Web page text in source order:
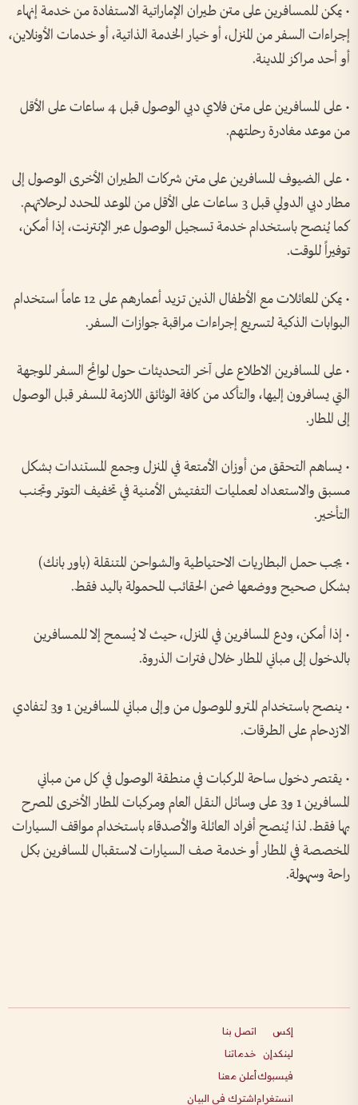
• يمكن للمسافرين على متن طيران الإماراتية الاستفادة من خدمة إنهاء
إجراءات السفر من المنزل، أو خيار الخدمة الذاتية، أو خدمات الأونلاين،
أو أحد مراكز المدينة.
• على المسافرين على متن فلاي دبي الوصول قبل 4 ساعات على الأقل
من موعد مغادرة رحلتهم.
• على الضيوف المسافرين على متن شركات الطيران الأخرى الوصول إلى
مطار دبي الدولي قبل 3 ساعات على الأقل من الموعد المحدد لرحلاتهم.
كما يُنصح باستخدام خدمة تسجيل الوصول عبر الإنترنت، إذا أمكن،
توفيراً للوقت.
• يمكن للعائلات مع الأطفال الذين تزيد أعمارهم على 12 عاماً استخدام
البوابات الذكية لتسريع إجراءات مراقبة جوازات السفر.
• على المسافرين الاطلاع على آخر التحديثات حول لوائح السفر للوجهة
التي يسافرون إليها، والتأكد من كافة الوثائق اللازمة للسفر قبل الوصول
إلى المطار.
• يساهم التحقق من أوزان الأمتعة في المنزل وجمع المستندات بشكل
مسبق والاستعداد لعمليات التفتيش الأمنية في تخفيف التوتر وتجنب
التأخير.
• يجب حمل البطاريات الاحتياطية والشواحن المتنقلة (باور بانك)
بشكل صحيح ووضعها ضمن الحقائب المحمولة باليد فقط.
• إذا أمكن، ودع المسافرين في المنزل، حيث لا يُسمح إلا للمسافرين
بالدخول إلى مباني المطار خلال فترات الذروة.
• ينصح باستخدام المترو للوصول من وإلى مباني المسافرين 1 و3 لتفادي
الازدحام على الطرقات.
• يقتصر دخول ساحة المركبات في منطقة الوصول في كل من مباني
المسافرين 1 و3 على وسائل النقل العام ومركبات المطار الأخرى المصرح
بها فقط. لذا يُنصح أفراد العائلة والأصدقاء باستخدام مواقف السيارات
المخصصة في المطار أو خدمة صف السيارات لاستقبال المسافرين بكل
راحة وسهولة.
إكس
لينكدإن
فيسبوك
انستغرام
اتصل بنا
خدماتنا
أعلن معنا
اشترك في البيان